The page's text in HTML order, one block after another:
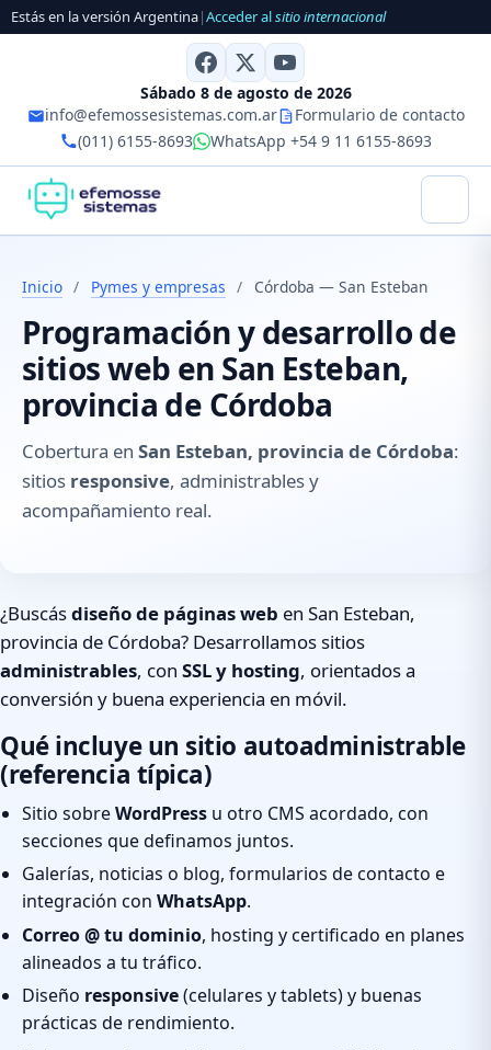
Estás en la versión Argentina|Acceder alsitio internacional
Sábado 8 de agosto de 2026
info@efemossesistemas.com.ar
Formulario de contacto
(011) 6155-8693
WhatsApp +54 9 11 6155-8693
Inicio / Pymes y empresas / Córdoba — San Esteban
Programación y desarrollo de
sitios web en San Esteban,
provincia de Córdoba
Cobertura en San Esteban, provincia de Córdoba:
sitios responsive, administrables y
acompañamiento real.
¿Buscásdiseño de páginas web en San Esteban,
provincia de Córdoba? Desarrollamos sitios
administrables, con SSL y hosting, orientados a
conversión y buena experiencia en móvil.
Qué incluye un sitio autoadministrable
(referencia típica)
Sitio sobreWordPress u otro CMS acordado, con
secciones que definamos juntos.
Galerías, noticias o blog, formularios de contacto e
integración con WhatsApp.
Correo @ tu dominio, hosting y certificado en planes
alineados a tu tráfico.
Diseño responsive(celulares y tablets) y buenas
prácticas de rendimiento.